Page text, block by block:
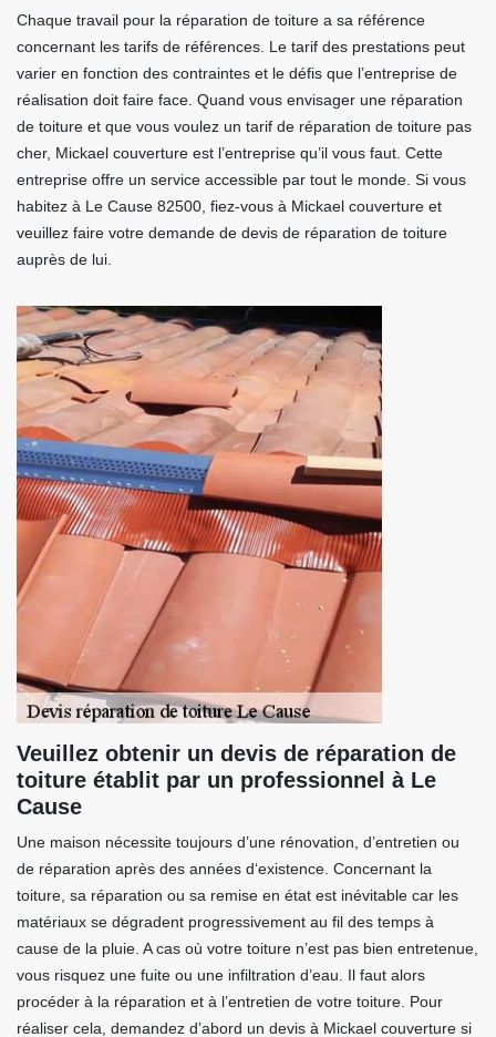
Chaque travail pour la réparation de toiture a sa référence
concernant les tarifs de références. Le tarif des prestations peut
varier en fonction des contraintes et le défis que l’entreprise de
réalisation doit faire face. Quand vous envisager une réparation
de toiture et que vous voulez un tarif de réparation de toiture pas
cher, Mickael couverture est l’entreprise qu’il vous faut. Cette
entreprise offre un service accessible par tout le monde. Si vous
habitez à Le Cause 82500, fiez-vous à Mickael couverture et
veuillez faire votre demande de devis de réparation de toiture
auprès de lui.
Veuillez obtenir un devis de réparation de
toiture établit par un professionnel à Le
Cause
Une maison nécessite toujours d’une rénovation, d’entretien ou
de réparation après des années d‘existence. Concernant la
toiture, sa réparation ou sa remise en état est inévitable car les
matériaux se dégradent progressivement au fil des temps à
cause de la pluie. A cas où votre toiture n’est pas bien entretenue,
vous risquez une fuite ou une infiltration d’eau. Il faut alors
procéder à la réparation et à l’entretien de votre toiture. Pour
réaliser cela, demandez d’abord un devis à Mickael couverture si